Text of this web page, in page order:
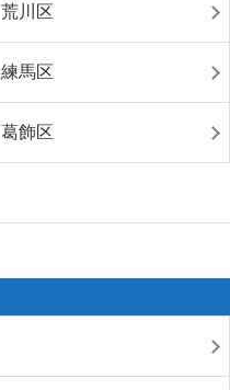
荒川区
練馬区
葛飾区